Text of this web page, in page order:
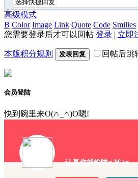
高级模式
B Color Image Link Quote Code Smilies
您需要登录后才可以回帖 登录 | 立即
本版积分规则 发表回复 回帖后跳
会员登陆
快到碗里来O(∩_∩)O嗯!
认真你就输啦σ`∀´)σ